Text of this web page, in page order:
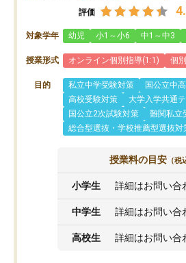
評価
対象学年 幼児 小1～小6 中1～中3
授業形式 オンライン個別指導(1:1) 個
目的 私立中学受験対策
国公立中
高校受験対策
大学入学共通
国公立2次試験対策
難関私立
総合型選抜・学校推薦型選抜対
授業料の目安 （税
小学生 詳細はお問い合
中学生 詳細はお問い合
高校生 詳細はお問い合